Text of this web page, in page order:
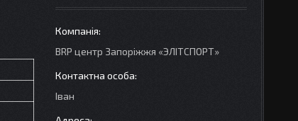
BRP центр Запорiжжя «ЭЛIТСПОРТ»
Іван